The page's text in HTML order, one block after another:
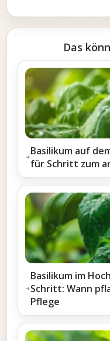
Das
Basilikum auf
für Schritt zum
Basilikum im
Schritt: Wann
Pflege